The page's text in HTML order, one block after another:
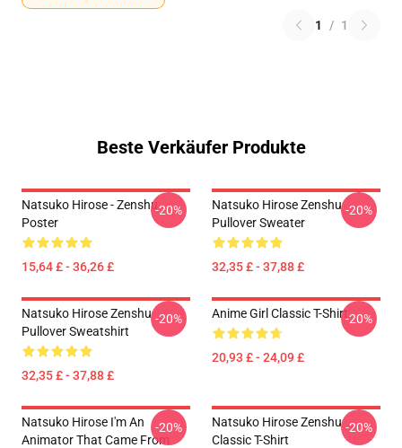
1 / 1
Beste Verkäufer Produkte
Natsuko Hirose - Zenshu
Poster
15,64 £ - 36,26 £
-20%
Natsuko Hirose Zenshu
Pullover Sweater
32,35 £ - 37,88 £
-20%
Natsuko Hirose Zenshu
Pullover Sweatshirt
32,35 £ - 37,88 £
-20% Anime Girl Classic T-Shirt
20,93 £ - 24,09 £
-20%
Natsuko Hirose I'm An
Animator That Came From
-20%
Natsuko Hirose Zenshu
Classic T-Shirt
-20%